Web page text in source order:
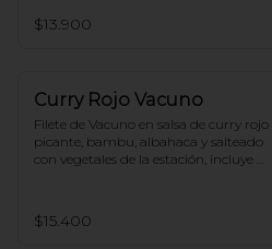
porción de arroz blanco.
$13.900
Curry Rojo Vacuno
Filete de Vacuno en salsa de curry rojo
picante, bambu, albahaca y salteado
con vegetales de la estación, incluye
$15.400